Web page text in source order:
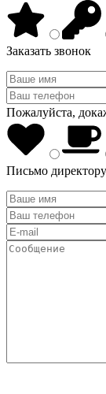
Заказать звонок
Пожалуйста,
Письмо директору